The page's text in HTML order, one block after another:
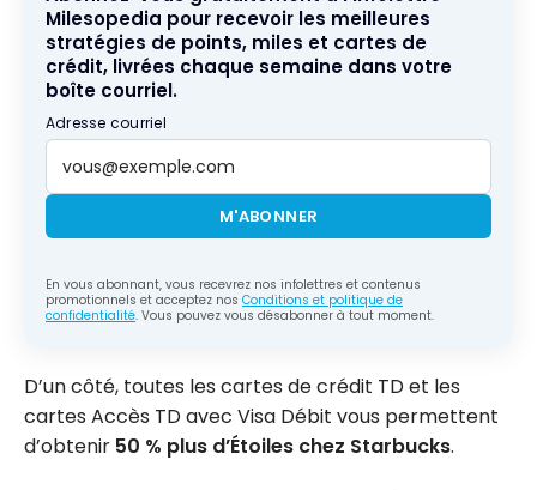
Milesopedia pour recevoir les meilleures
stratégies de points, miles et cartes de
crédit, livrées chaque semaine dans votre
boîte courriel.
Adresse courriel
M'ABONNER
En vous abonnant, vous recevrez nos infolettres et contenus
promotionnels et acceptez nos Conditions et politique de
confidentialité. Vous pouvez vous désabonner à tout moment.
D’un côté, toutes les cartes de crédit TD et les
cartes Accès TD avec Visa Débit vous permettent
d’obtenir 50 % plus d’Étoiles chez Starbucks.